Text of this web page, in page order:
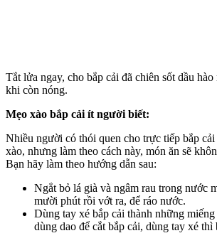
Tắt lửa ngay, cho bắp cải đã chiên sốt dầu
khi còn nóng.
Mẹo xào bắp cải ít người biết:
Nhiều người có thói quen cho trực tiếp bắp cải
xào, nhưng làm theo cách này, món ăn sẽ
Bạn hãy làm theo hướng dẫn sau:
Ngắt bỏ lá già và ngâm rau trong nước
mười phút rồi vớt ra, để ráo nước.
Dùng tay xé bắp cải thành những
dùng dao để cắt bắp cải, dùng tay xé thì